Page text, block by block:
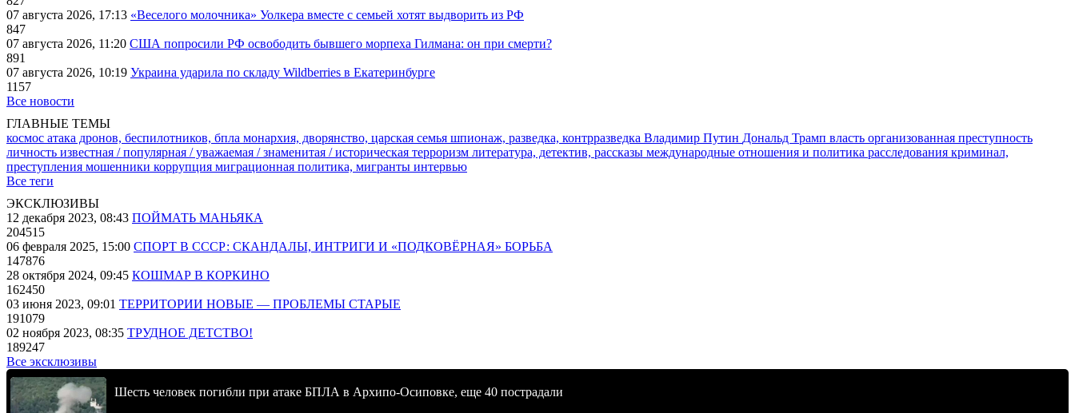
07 августа 2026, 17:13 «Веселого молочника» Уолкера вместе с семьей хотят выдворить из РФ
847
07 августа 2026, 11:20 США попросили РФ освободить бывшего морпеха Гилмана: он при смерти?
891
07 августа 2026, 10:19 Украина ударила по складу Wildberries в Екатеринбурге
1157
Все новости
ГЛАВНЫЕ ТЕМЫ
космос атака дронов, беспилотников, бпла монархия, дворянство, царская семья шпионаж, разведка, контрразведка Владимир Путин Дональд Трамп власть организованная преступность
личность известная / популярная / уважаемая / знаменитая / историческая терроризм литература, детектив, рассказы международные отношения и политика расследования криминал,
преступления мошенники коррупция миграционная политика, мигранты интервью
Все теги
ЭКСКЛЮЗИВЫ
12 декабря 2023, 08:43 ПОЙМАТЬ МАНЬЯКА
204515
06 февраля 2025, 15:00 СПОРТ В СССР: СКАНДАЛЫ, ИНТРИГИ И «ПОДКОВЁРНАЯ» БОРЬБА
147876
28 октября 2024, 09:45 КОШМАР В КОРКИНО
162450
03 июня 2023, 09:01 ТЕРРИТОРИИ НОВЫЕ — ПРОБЛЕМЫ СТАРЫЕ
191079
02 ноября 2023, 08:35 ТРУДНОЕ ДЕТСТВО!
189247
Все эксклюзивы
Шесть человек погибли при атаке БПЛА в Архипо-Осиповке, еще 40 пострадали